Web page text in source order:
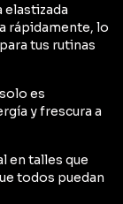
elastizada
rápidamente, lo
tus rutinas
es
y frescura a
en talles que
todos puedan